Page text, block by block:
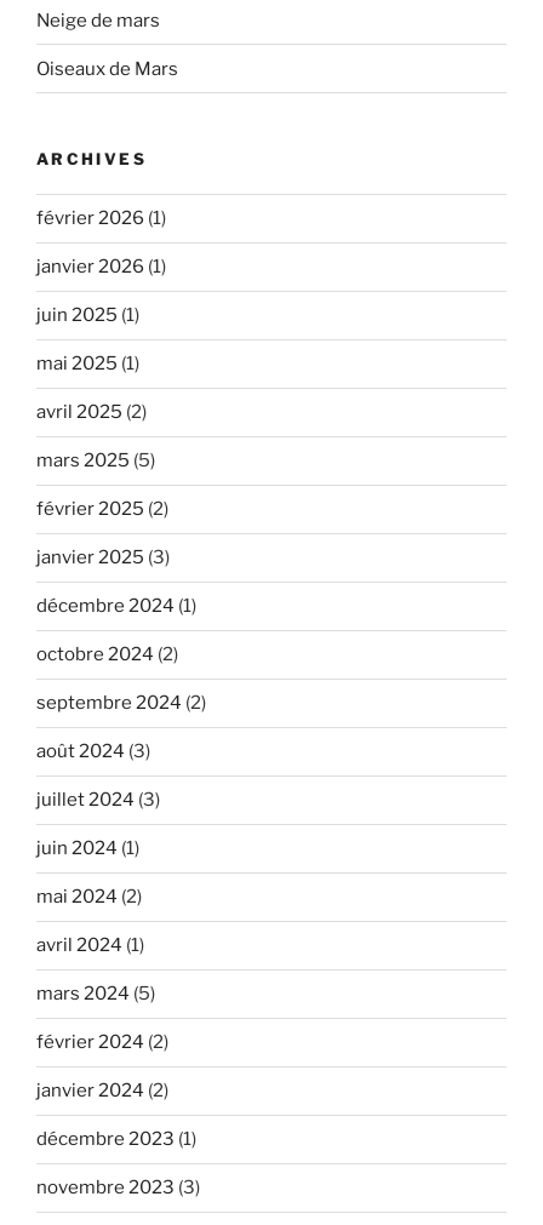
Neige de mars
Oiseaux de Mars
ARCHIVES
février 2026 (1)
janvier 2026 (1)
juin 2025 (1)
mai 2025 (1)
avril 2025 (2)
mars 2025 (5)
février 2025 (2)
janvier 2025 (3)
décembre 2024 (1)
octobre 2024 (2)
septembre 2024 (2)
août 2024 (3)
juillet 2024 (3)
juin 2024 (1)
mai 2024 (2)
avril 2024 (1)
mars 2024 (5)
février 2024 (2)
janvier 2024 (2)
décembre 2023 (1)
novembre 2023 (3)